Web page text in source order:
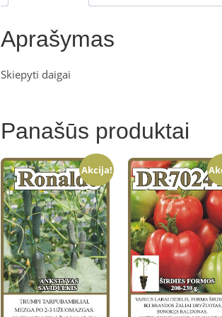
Aprašymas
Skiepyti daigai
Panašūs produktai
Akcija!